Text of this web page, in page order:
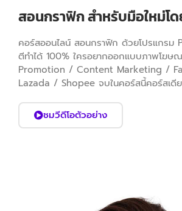
สอนกราฟิก สำหรับมือใหม่โด
คอร์สออนไลน์ สอนกราฟิก ด้วยโปรแกรม
ตีทำได้ 100% ใครอยากออกแบบภาพโฆ
Promotion / Content Marketing /
Lazada / Shopee จบในคอร์สนี้คอร์สเดี
ชมวีดีโอตัวอย่าง